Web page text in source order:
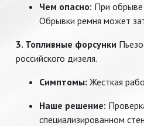
Чем опасно: При
Обрывки ремня может
3. Топливные форсунки
российского дизеля.
Симптомы: Жесткая
Наше решение:
специализированном